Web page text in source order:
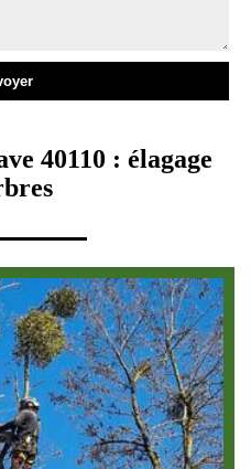
40110 : élagage